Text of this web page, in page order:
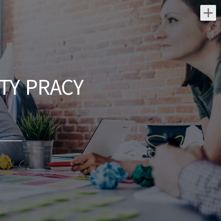
Najnowsze oferty pracy:
Technik / Techniczka Obsługi
Budynku
ARCOS FM PL SALLER POLBAU Sp. z
o.o. Sp. K
świętokrzyskie/ Starachowice
Opis stanowiska: Nadzór nad systemami
bezpieczeństwa i zarządzania budynkiem.
Prowadzenie przetargów, zbieranie ofert i
zarządzanie zewnętrznymi...
dzisiaj
Pracownik Działu Dostaw
(K/M)
PRACY